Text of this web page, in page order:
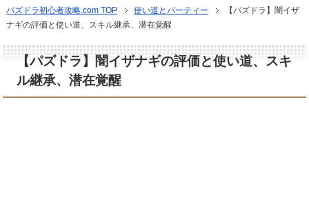
パズドラ初心者攻略.com TOP 使い道とパーティー
【パズドラ】闇イザ
ナギの評価と使い道、スキル継承、潜在覚醒
【パズドラ】闇イザナギの評価と使い道、スキ
ル継承、潜在覚醒